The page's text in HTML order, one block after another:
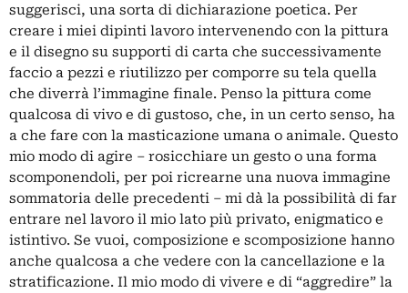
suggerisci, una sorta di dichiarazione poetica. Per
creare i miei dipinti lavoro intervenendo con la pittura
e il disegno su supporti di carta che successivamente
faccio a pezzi e riutilizzo per comporre su tela quella
che diverrà l’immagine finale. Penso la pittura come
qualcosa di vivo e di gustoso, che, in un certo senso, ha
a che fare con la masticazione umana o animale. Questo
mio modo di agire – rosicchiare un gesto o una forma
scomponendoli, per poi ricrearne una nuova immagine
sommatoria delle precedenti – mi dà la possibilità di far
entrare nel lavoro il mio lato più privato, enigmatico e
istintivo. Se vuoi, composizione e scomposizione hanno
anche qualcosa a che vedere con la cancellazione e la
stratificazione. Il mio modo di vivere e di “aggredire” la